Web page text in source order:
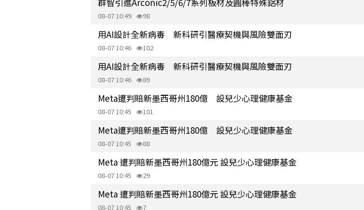
08-07 10:49 98
用AI設計全新病毒 新科研引醫療契機與風險雙面刃
08-07 10:46 102
用AI設計全新病毒 新科研引醫療契機與風險雙面刃
08-07 10:46 89
Meta遭判賠新墨西哥州180億 設兒少心理健康基金
08-07 10:45 101
Meta遭判賠新墨西哥州180億 設兒少心理健康基金
08-07 10:45 88
Meta 遭判賠新墨西哥州180億元 設兒少心理健康基金
08-07 10:45 29
Meta 遭判賠新墨西哥州180億元 設兒少心理健康基金
08-07 10:45 7